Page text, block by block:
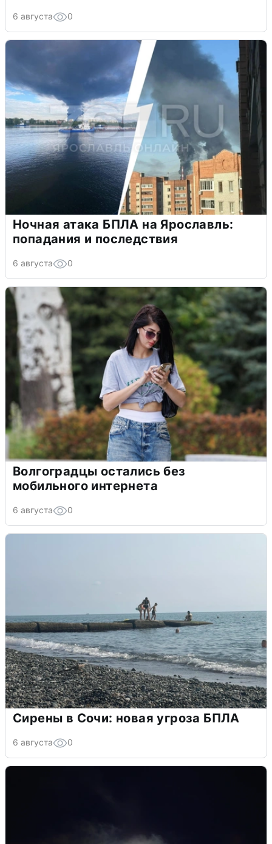
6 августа 0
Ночная атака БПЛА на Ярославль:
попадания и последствия
6 августа 0
Волгоградцы остались без
мобильного интернета
6 августа 0
Сирены в Сочи: новая угроза БПЛА
6 августа 0